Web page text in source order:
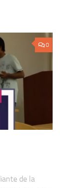
0
de la